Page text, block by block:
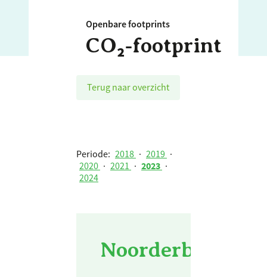
Openbare footprints
CO₂‑footprint
Terug naar overzicht
Periode: 2018 · 2019 ·
2020 · 2021 · 2023 ·
2024
Noorderbreedte